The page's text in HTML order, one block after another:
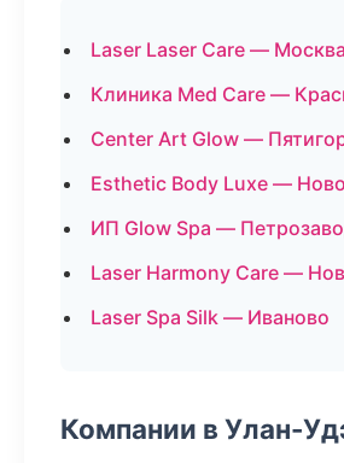
Laser Laser Care — Москва
Клиника Med Care —
Center Art Glow —
Esthetic Body Luxe —
ИП Glow Spa —
Laser Harmony Care —
Laser Spa Silk — Иваново
Компании в Улан-